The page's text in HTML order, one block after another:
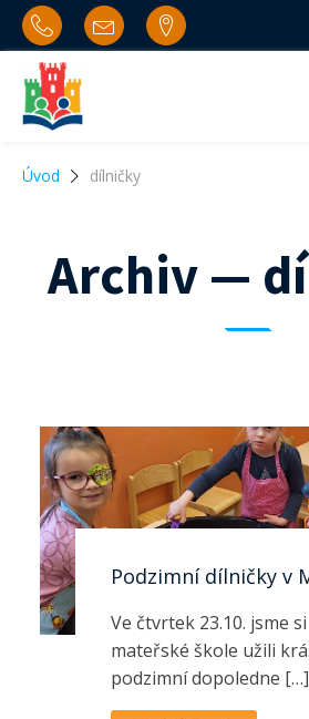
Úvod dílničky
Archiv —
Podzimní dílničky v
Ve čtvrtek 23.10. jsme
mateřské škole užili
podzimní dopoledne […]